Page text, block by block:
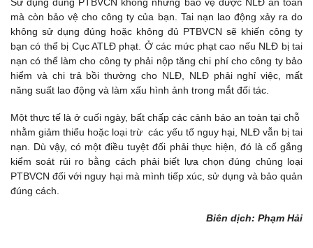
mà còn bảo vệ cho công ty của bạn. Tai nạn lao động xảy ra do
không sử dụng đúng hoặc không đủ PTBVCN sẽ khiến công ty
bạn có thể bị Cục ATLĐ phạt. Ở các mức phạt cao nếu NLĐ bị tai
nạn có thể làm cho công ty phải nộp tăng chi phí cho công ty bảo
hiểm và chi trả bồi thường cho NLĐ, NLĐ phải nghỉ việc, mất
năng suất lao động và làm xấu hình ảnh trong mắt đối tác.
Một thực tế là ở cuối ngày, bất chấp các cảnh báo an toàn tại chỗ
nhằm giảm thiểu hoặc loại trừ các yếu tố nguy hại, NLĐ vẫn bị tai
nạn. Dù vậy, có một điều tuyệt đối phải thực hiện, đó là cố gắng
kiểm soát rủi ro bằng cách phải biết lựa chọn đúng chủng loại
PTBVCN đối với nguy hại mà mình tiếp xúc, sử dụng và bảo quản
đúng cách.
Biên dịch: Phạm Hải